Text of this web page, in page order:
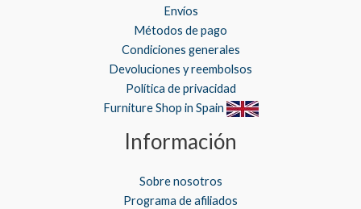
Envíos
Métodos de pago
Condiciones generales
Devoluciones y reembolsos
Política de privacidad
Furniture Shop in Spain
Información
Sobre nosotros
Programa de afiliados